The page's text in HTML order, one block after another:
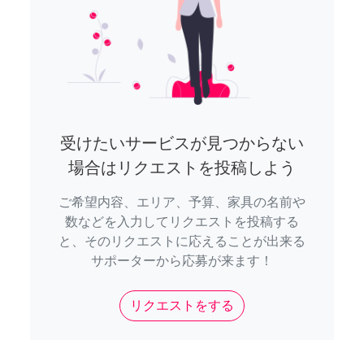
受けたいサービスが見つからない
場合はリクエストを投稿しよう
ご希望内容、エリア、予算、家具の名前や
数などを入力してリクエストを投稿する
と、そのリクエストに応えることが出来る
サポーターから応募が来ます！
リクエストをする